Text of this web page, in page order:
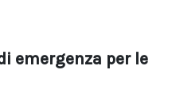
emergenza per le